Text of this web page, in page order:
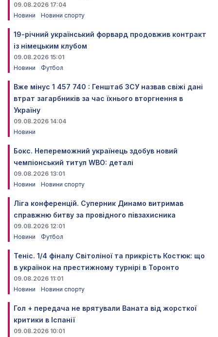
09.08.2026 17:04
Новини
Новини спорту
19-річний український форвард продовжив контракт
із німецьким клубом
09.08.2026 15:01
Новини
Футбол
Вже мінус 1 457 740 : Генштаб ЗСУ назвав свіжі дані
втрат загарбників за час їхнього вторгнення в
Україну
09.08.2026 14:04
Новини
Бокс. Непереможний українець здобув новий
чемпіонський титул WBO: деталі
09.08.2026 13:01
Новини
Новини спорту
Ліга конференцій. Суперник Динамо витримав
справжню битву за провідного півзахисника
09.08.2026 12:01
Новини
Футбол
Теніс. 1/4 фіналу Світоліної та прикрість Костюк: що
в українок на престижному турнірі в Торонто
09.08.2026 11:01
Новини
Новини спорту
Гол + передача не врятували Ваната від жорсткої
критики в Іспанії
09.08.2026 10:01